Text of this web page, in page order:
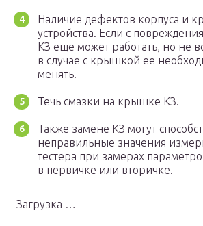
Наличие дефектов корпуса и
устройства. Если с
КЗ еще может работать, но не
в случае с крышкой ее
менять.
Течь смазки на крышке КЗ.
Также замене КЗ могут
неправильные значения
тестера при замерах
в первичке или вторичке.
Загрузка …